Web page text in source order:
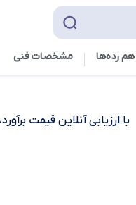
هم رده‌ها‌ مشخصات فنی
با ارزیابی آنلاین قیمت